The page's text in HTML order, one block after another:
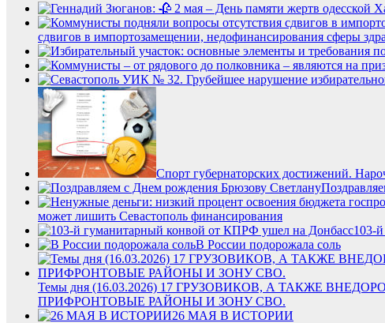
сдвигов в импортозамещении, недофинансирования сферы
Спорт губернаторских достижений.
может лишить Севастополь финансирования
103-
В России подорожала соль
Темы дня (16.03.2026) 17 ГРУЗОВИКОВ, А ТАКЖЕ
ПРИФРОНТОВЫЕ РАЙОНЫ И ЗОНУ СВО.
26 МАЯ В ИСТОРИИ